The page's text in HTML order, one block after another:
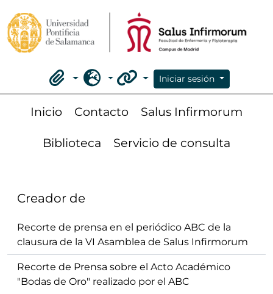
Portapapeles
Idioma Enlaces rápidos
Iniciar sesión
Inicio Contacto Salus Infirmorum
Biblioteca Servicio de consulta
Creador de
Recorte de prensa en el periódico ABC de la
clausura de la VI Asamblea de Salus Infirmorum
Recorte de Prensa sobre el Acto Académico
"Bodas de Oro" realizado por el ABC